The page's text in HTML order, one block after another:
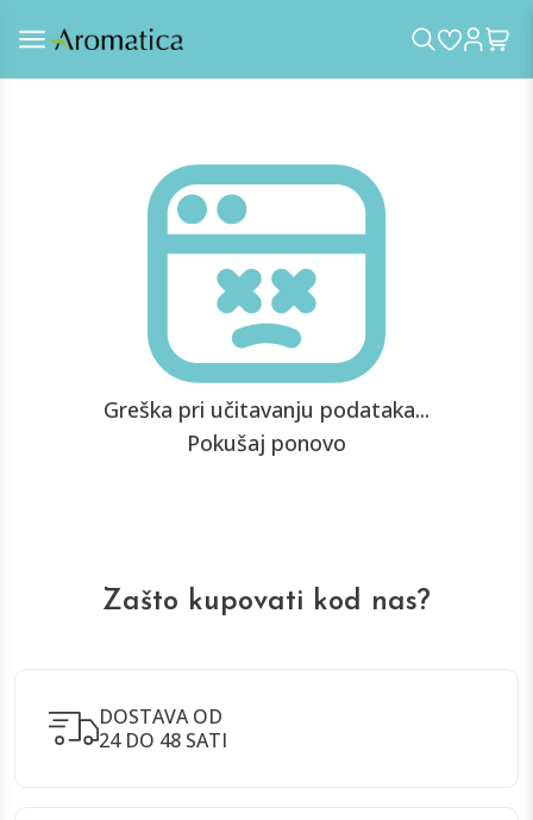
Greška pri učitavanju podataka...
Pokušaj ponovo
Zašto kupovati kod nas?
DOSTAVA OD
24 DO 48 SATI